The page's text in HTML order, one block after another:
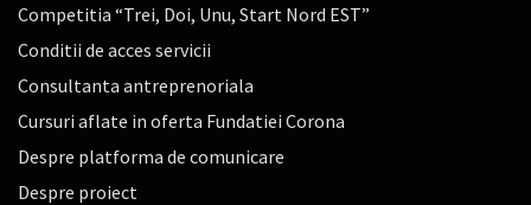
Competitia “Trei, Doi, Unu, Start Nord EST”
Conditii de acces servicii
Consultanta antreprenoriala
Cursuri aflate in oferta Fundatiei Corona
Despre platforma de comunicare
Despre proiect